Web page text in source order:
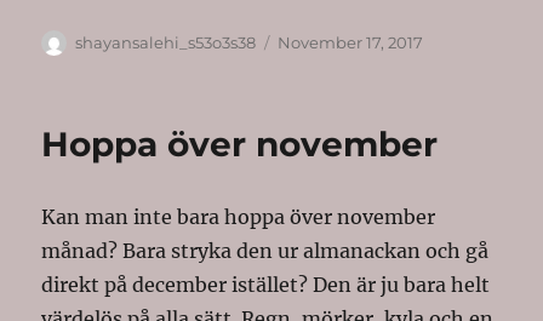
Author
shayansalehi_s53o3s38
Posted
November 17, 2017
Hoppa över november
Kan man inte bara hoppa över november
månad? Bara stryka den ur almanackan och gå
direkt på december istället? Den är ju bara helt